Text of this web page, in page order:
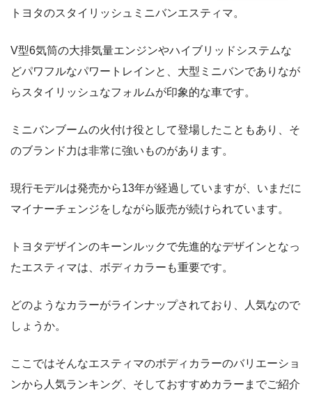
トヨタのスタイリッシュミニバンエスティマ。
V型6気筒の大排気量エンジンやハイブリッドシステムな
どパワフルなパワートレインと、大型ミニバンでありなが
らスタイリッシュなフォルムが印象的な車です。
ミニバンブームの火付け役として登場したこともあり、そ
のブランド力は非常に強いものがあります。
現行モデルは発売から13年が経過していますが、いまだに
マイナーチェンジをしながら販売が続けられています。
トヨタデザインのキーンルックで先進的なデザインとなっ
たエスティマは、ボディカラーも重要です。
どのようなカラーがラインナップされており、人気なので
しょうか。
ここではそんなエスティマのボディカラーのバリエーショ
ンから人気ランキング、そしておすすめカラーまでご紹介